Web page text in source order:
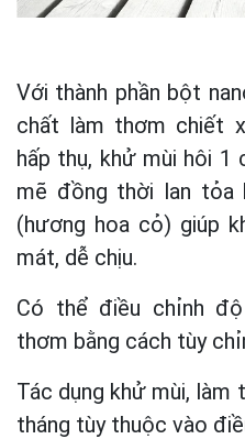
Với thành phần bột
chất làm thơm chiết
hấp thụ, khử mùi hôi 1
mẽ đồng thời lan tỏa
(hương hoa cỏ) giúp
mát, dễ chịu.
Có thể điều chỉnh
thơm bằng cách tùy
Tác dụng khử mùi, làm
tháng tùy thuộc vào